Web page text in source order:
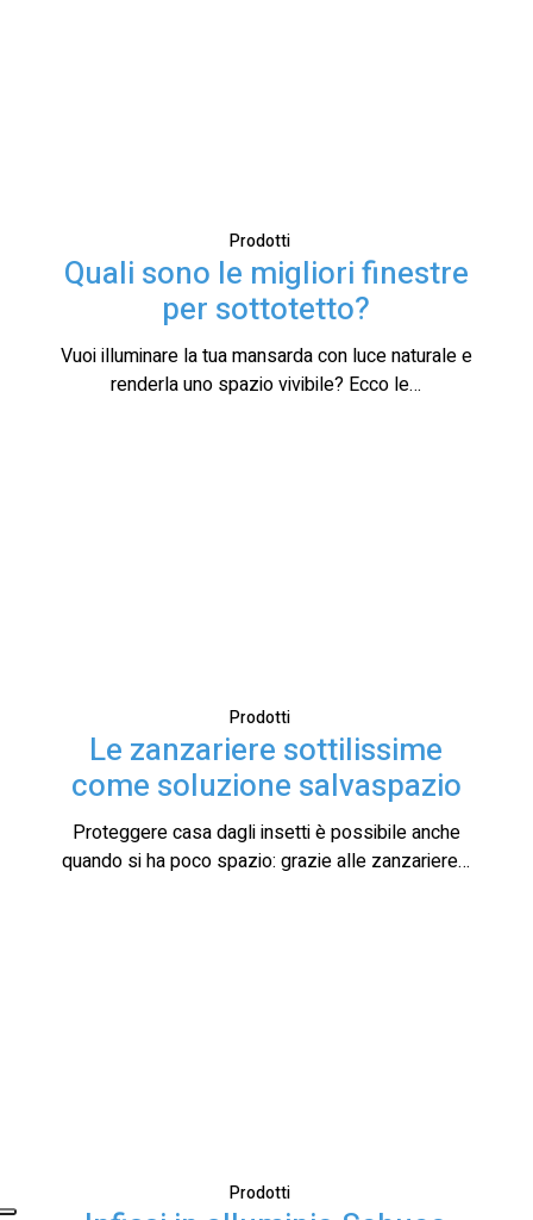
Prodotti
Quali sono le migliori finestre
per sottotetto?
Vuoi illuminare la tua mansarda con luce naturale e
renderla uno spazio vivibile? Ecco le…
Prodotti
Le zanzariere sottilissime
come soluzione salvaspazio
Proteggere casa dagli insetti è possibile anche
quando si ha poco spazio: grazie alle zanzariere…
Prodotti